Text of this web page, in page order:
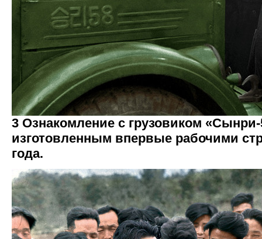
3 Ознакомление с грузовиком «Сынри-
изготовленным впервые рабочими
года.